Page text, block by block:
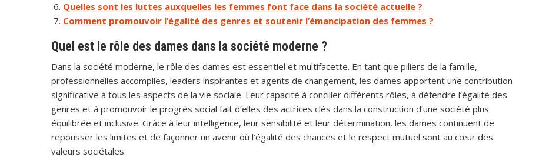
Quelles sont les luttes auxquelles les femmes font face dans la société actuelle ?
Comment promouvoir l’égalité des genres et soutenir l’émancipation des femmes ?
Quel est le rôle des dames dans la société moderne ?
Dans la société moderne, le rôle des dames est essentiel et multifacette. En tant que piliers de la famille,
professionnelles accomplies, leaders inspirantes et agents de changement, les dames apportent une contribution
significative à tous les aspects de la vie sociale. Leur capacité à concilier différents rôles, à défendre l’égalité des
genres et à promouvoir le progrès social fait d’elles des actrices clés dans la construction d’une société plus
équilibrée et inclusive. Grâce à leur intelligence, leur sensibilité et leur détermination, les dames continuent de
repousser les limites et de façonner un avenir où l’égalité des chances et le respect mutuel sont au cœur des
valeurs sociétales.